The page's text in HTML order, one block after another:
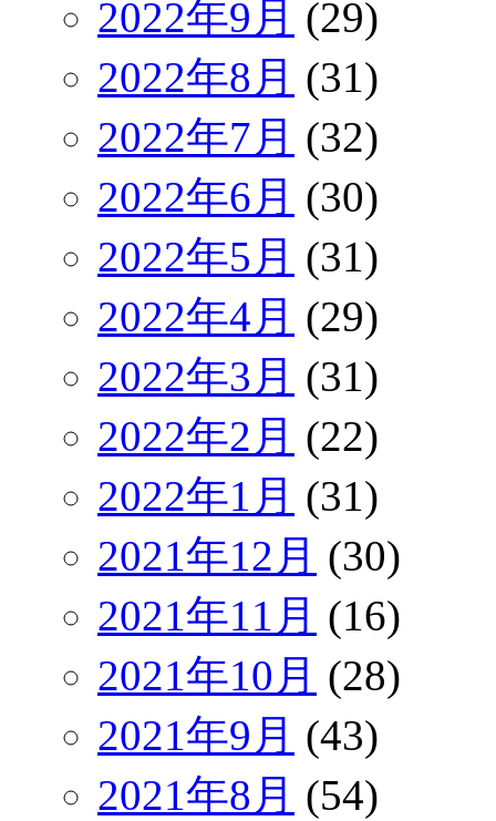
2022年9月 (29)
2022年8月 (31)
2022年7月 (32)
2022年6月 (30)
2022年5月 (31)
2022年4月 (29)
2022年3月 (31)
2022年2月 (22)
2022年1月 (31)
2021年12月 (30)
2021年11月 (16)
2021年10月 (28)
2021年9月 (43)
2021年8月 (54)